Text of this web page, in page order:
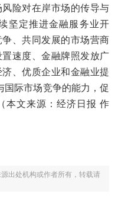
险对在岸市场的传导与
坚定推进金融服务业开
、共同发展的市场营商
速度、金融牌照发放广
、优质企业和金融业提
国际市场竞争的能力，促
本文来源：经济日报 作
出处机构或作者所有，转载请